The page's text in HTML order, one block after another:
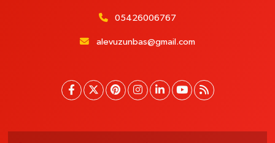
05426006767
alevuzunbas@gmail.com